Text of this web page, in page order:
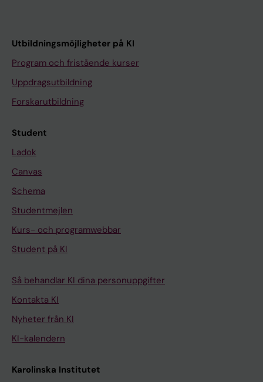
Utbildningsmöjligheter på KI
Program och fristående kurser
Uppdragsutbildning
Forskarutbildning
Student
Ladok
Canvas
Schema
Studentmejlen
Kurs- och programwebbar
Student på KI
Så behandlar KI dina personuppgifter
Kontakta KI
Nyheter från KI
KI-kalendern
Karolinska Institutet